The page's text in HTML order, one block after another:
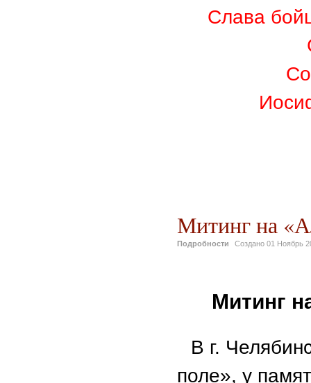
Слава
Митинг на
Подробности Создано 01 Ноябрь
Митинг
В г.
поле», у